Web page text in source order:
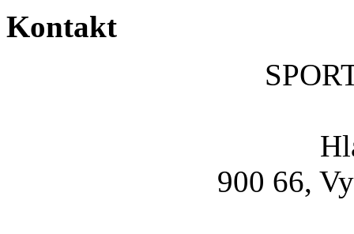
Kontakt
900 66,